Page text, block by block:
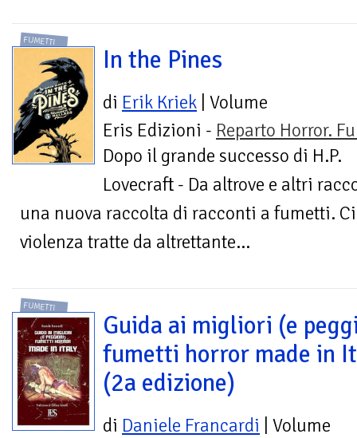
FUMETTI
In the Pines
di Erik Kriek | Volume
Eris Edizioni - Reparto Horror.
Dopo il grande successo di H.P.
Lovecraft - Da altrove e altri
una nuova raccolta di racconti a fumetti.
violenza tratte da altrettante...
FUMETTI
Guida ai migliori (e
fumetti horror made in
(2a edizione)
di Daniele Francardi | Volume